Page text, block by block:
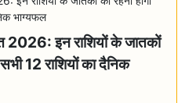
इन राशियों के जातकों
12 राशियों का दैनिक